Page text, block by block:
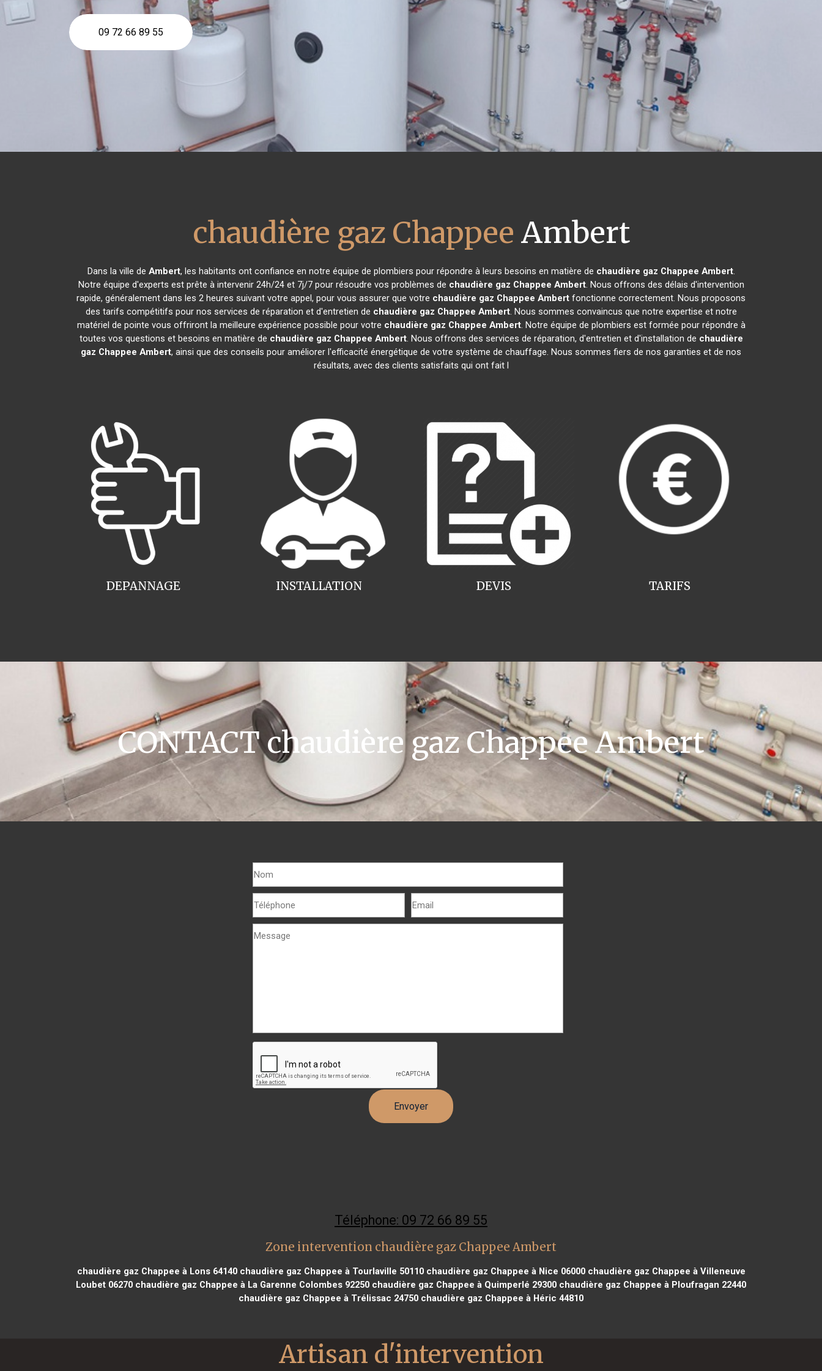
09 72 66 89 55
chaudière gaz Chappee Ambert
Dans la ville de Ambert, les habitants ont confiance en notre équipe de plombiers pour répondre à leurs besoins en matière de chaudière gaz Chappee Ambert.
Notre équipe d'experts est prête à intervenir 24h/24 et 7j/7 pour résoudre vos problèmes de chaudière gaz Chappee Ambert. Nous offrons des délais d'intervention
rapide, généralement dans les 2 heures suivant votre appel, pour vous assurer que votre chaudière gaz Chappee Ambert fonctionne correctement. Nous proposons
des tarifs compétitifs pour nos services de réparation et d'entretien de chaudière gaz Chappee Ambert. Nous sommes convaincus que notre expertise et notre
matériel de pointe vous offriront la meilleure expérience possible pour votre chaudière gaz Chappee Ambert. Notre équipe de plombiers est formée pour répondre à
toutes vos questions et besoins en matière de chaudière gaz Chappee Ambert. Nous offrons des services de réparation, d'entretien et d'installation de chaudière
gaz Chappee Ambert, ainsi que des conseils pour améliorer l'efficacité énergétique de votre système de chauffage. Nous sommes fiers de nos garanties et de nos
résultats, avec des clients satisfaits qui ont fait l
INSTALLATION
DEPANNAGE TARIFS
DEVIS
CONTACT chaudière gaz Chappee Ambert
Téléphone: 09 72 66 89 55
Zone intervention chaudière gaz Chappee Ambert
chaudière gaz Chappee à Lons 64140chaudière gaz Chappee à Tourlaville 50110chaudière gaz Chappee à Nice 06000chaudière gaz Chappee à Villeneuve
Loubet 06270 chaudière gaz Chappee à La Garenne Colombes 92250 chaudière gaz Chappee à Quimperlé 29300 chaudière gaz Chappee à Ploufragan 22440
chaudière gaz Chappee à Trélissac 24750 chaudière gaz Chappee à Héric 44810
Artisan d'intervention